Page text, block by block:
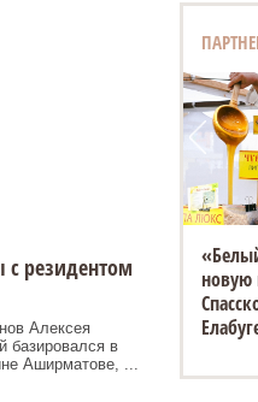
с резидентом
Алексея
базировался в
Аширматове, ...
новую